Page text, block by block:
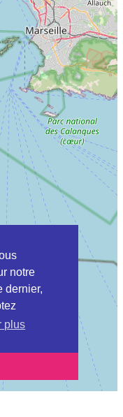
notre
dernier,
plus